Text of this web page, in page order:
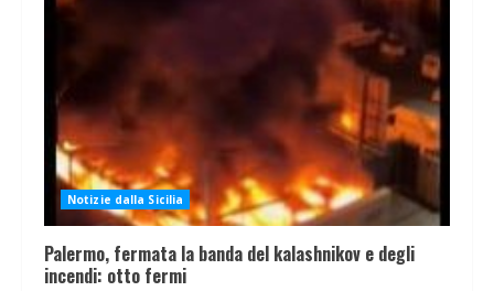
Notizie dalla Sicilia
Palermo, fermata la banda del kalashnikov e degli
incendi: otto fermi